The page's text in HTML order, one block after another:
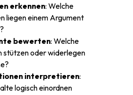
erkennen: Welche
liegen einem Argument
bewerten: Welche
stützen oder widerlegen
interpretieren:
logisch einordnen